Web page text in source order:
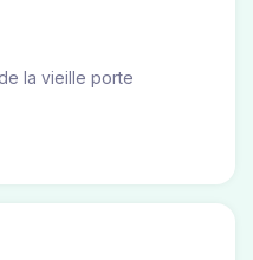
la vieille porte